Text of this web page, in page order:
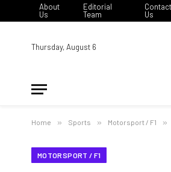
About
Us
Editorial
Team
Contact
Us
Thursday, August 6
Home » Sports » Motorsport / F1 »
MOTORSPORT / F1